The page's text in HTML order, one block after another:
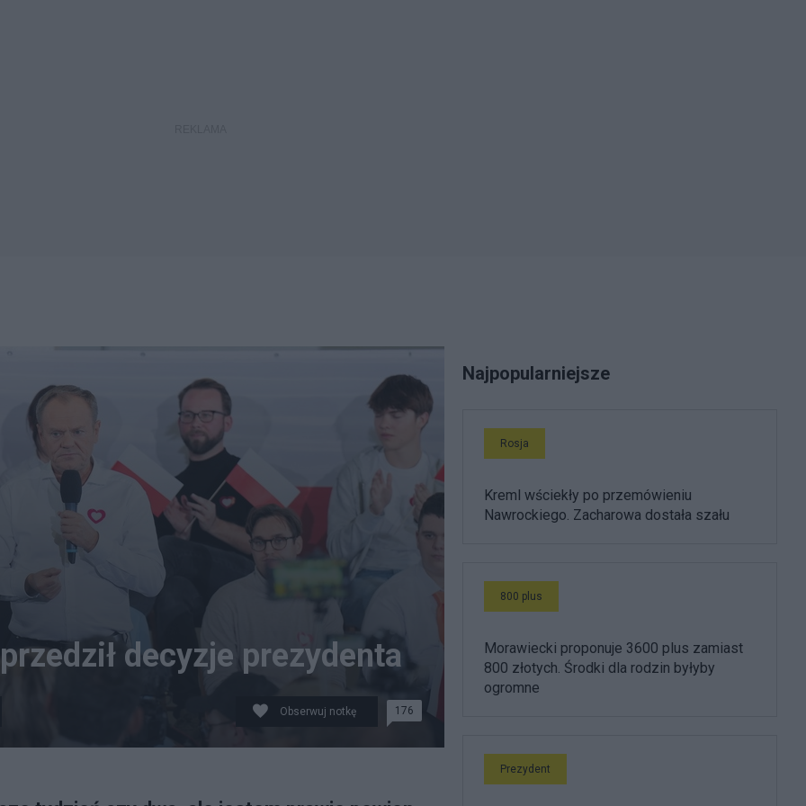
decyzje prezydenta
Obserwuj notkę 176
Najpopularniejsze
Rosja
Kreml wściekły po przemówieniu
Nawrockiego. Zacharowa dostała szału
800 plus
Morawiecki proponuje 3600 plus zamiast
800 złotych. Środki dla rodzin byłyby
ogromne
Prezydent